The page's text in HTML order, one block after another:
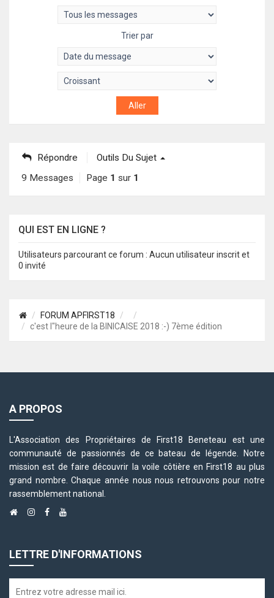
Trier par
Répondre
Outils Du Sujet
9 Messages
Page 1 sur 1
QUI EST EN LIGNE ?
Utilisateurs parcourant ce forum : Aucun utilisateur inscrit et
0 invité
FORUM APFIRST18
c'est l"heure de la BINICAISE 2018 :-) 7ème édition
A PROPOS
L'Association des Propriétaires de First18 Beneteau est une
communauté de passionnés de ce bateau de légende. Notre
mission est de faire découvrir la voile côtière en First18 au plus
grand nombre. Chaque année nous nous retrouvons pour notre
rassemblement national.
LETTRE D'INFORMATIONS